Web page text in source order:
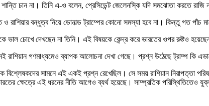
চান না। তিনি এ-ও বলেন, প্রেসিডেন্ট জেলেনস্কি যদি সমঝোতা করতে রাজি
ও রাশিয়ার বন্ধুত্ব নিয়ে ডোনাল্ড ট্রাম্পের কোনো সমস্যা হবে না। কিন্তু গত পাঁচ
ভাল চোখে দেখছেন না তিনি। এই বিষয়কে কেন্দ্র করে ভারতের ওপর রুষ্টও
রাশিয়ান গণমাধ্যমেও ব্যাপক আলোচনা দেখা গেছে। প্রশ্ন উঠেছে ট্রাম্প কি
বিশ্লেষকদের সামনে এই একই প্রশ্ন রেখেছিল। সে সময় রাশিয়ান নিরাপত্তা
ক্ষেত্রে এই ধরনের নীতি আগেও ব্যর্থ হয়েছে। সাম্প্রতিক পরিস্থিতিতেও